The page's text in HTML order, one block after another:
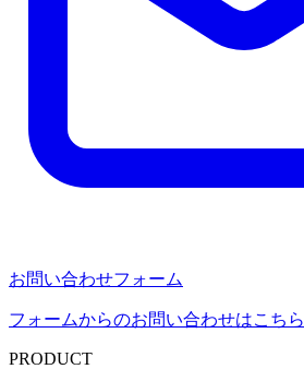
お問い合わせフォーム
フォームからのお問い合わせはこちら
PRODUCT